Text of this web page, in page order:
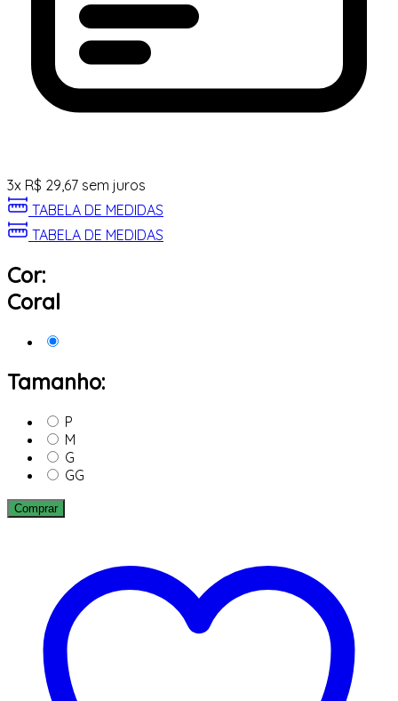
3x R$ 29,67 sem juros
TABELA DE MEDIDAS
TABELA DE MEDIDAS
Cor:
Coral
Tamanho:
P
M
G
GG
Comprar